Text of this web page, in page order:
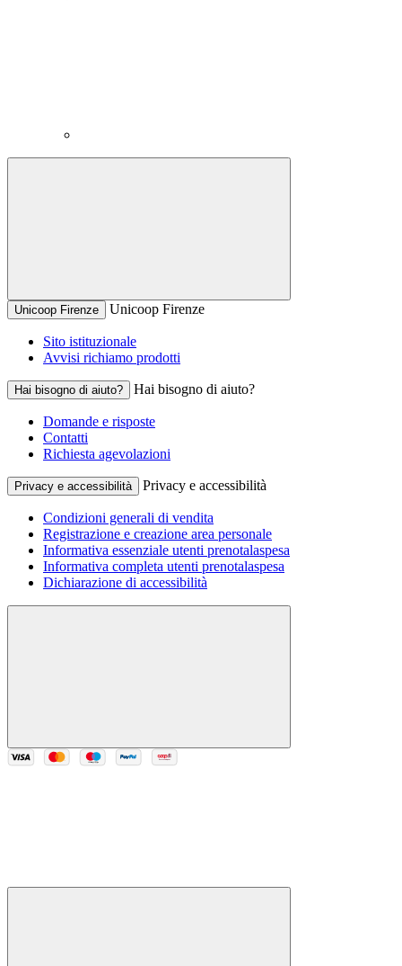
Unicoop Firenze Unicoop Firenze
Sito istituzionale
Avvisi richiamo prodotti
Hai bisogno di aiuto? Hai bisogno di aiuto?
Domande e risposte
Contatti
Richiesta agevolazioni
Privacy e accessibilità Privacy e accessibilità
Condizioni generali di vendita
Registrazione e creazione area personale
Informativa essenziale utenti prenotalaspesa
Informativa completa utenti prenotalaspesa
Dichiarazione di accessibilità